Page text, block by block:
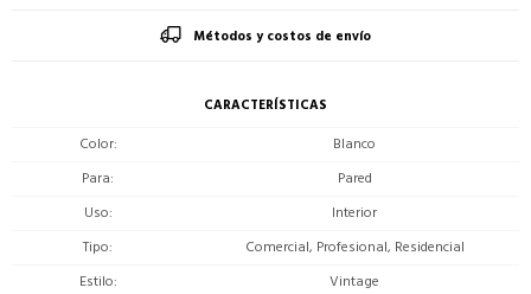
Métodos y costos de envío
CARACTERÍSTICAS
Color
Blanco
Para
Pared
Uso
Interior
Tipo
Comercial, Profesional, Residencial
Estilo
Vintage